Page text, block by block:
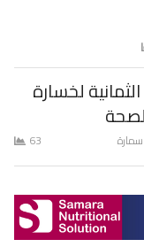
لخسارة
63